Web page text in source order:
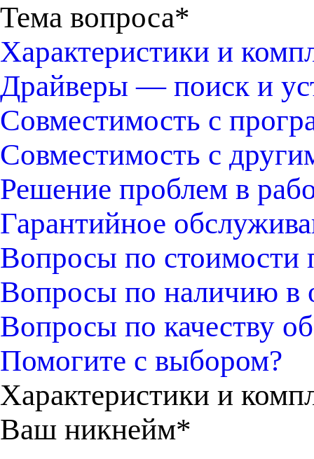
Тема вопроса*
Характеристики и
Драйверы — поиск и
Совместимость с
Совместимость с
Решение проблем в
Гарантийное
Вопросы по стоимости
Вопросы по наличию в
Вопросы по качеству
Помогите с выбором?
Характеристики и
Ваш никнейм*